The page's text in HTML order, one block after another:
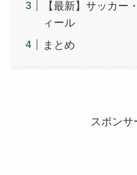
【最新】サッカー
ィール
まとめ
スポンサ